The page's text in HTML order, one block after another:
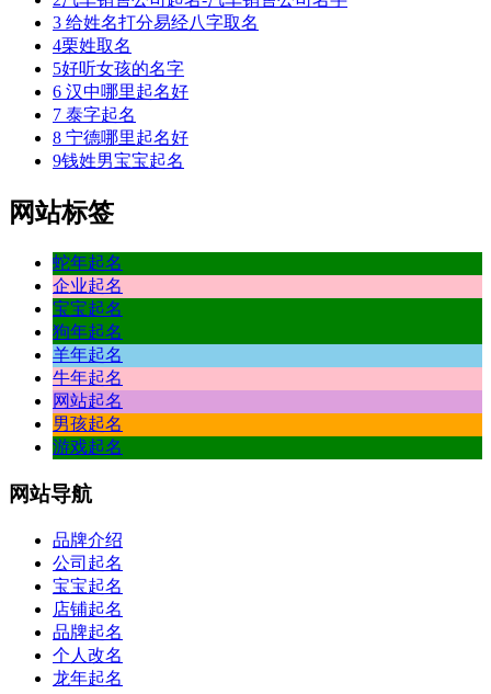
3 给姓名打分易经八字取名
4栗姓取名
5好听女孩的名字
6 汉中哪里起名好
7 泰字起名
8 宁德哪里起名好
9钱姓男宝宝起名
网站标签
蛇年起名
企业起名
宝宝起名
狗年起名
羊年起名
牛年起名
网站起名
男孩起名
游戏起名
网站导航
品牌介绍
公司起名
宝宝起名
店铺起名
品牌起名
个人改名
龙年起名